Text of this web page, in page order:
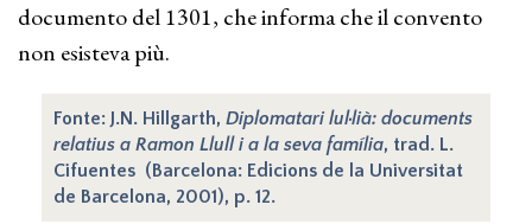
documento del 1301, che informa che il convento
non esisteva più.
Fonte: J.N. Hillgarth, Diplomatari lul·lià: documents
relatius a Ramon Llull i a la seva família, trad. L.
Cifuentes (Barcelona: Edicions de la Universitat
de Barcelona, 2001), p. 12.